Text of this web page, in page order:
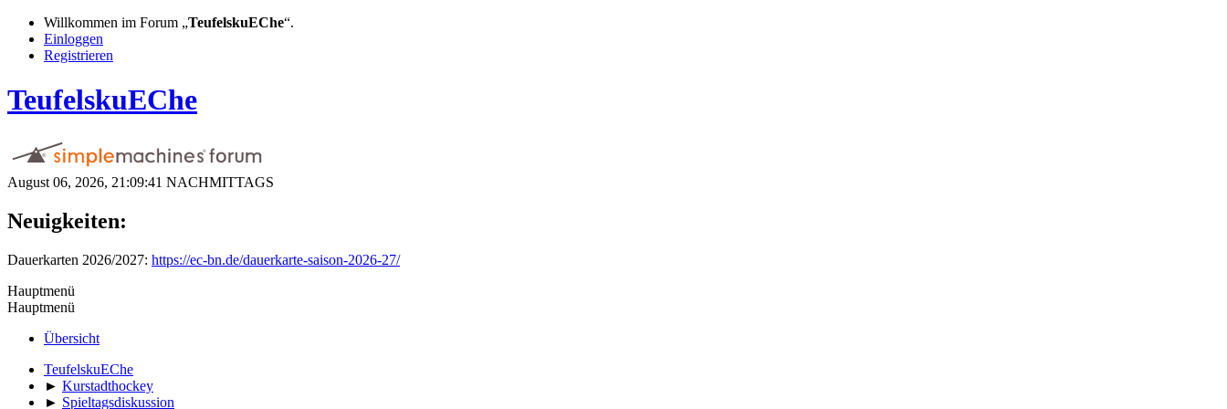
Willkommen im Forum „TeufelskuEChe“.
Einloggen
Registrieren
TeufelskuEChe
August 06, 2026, 21:09:41 NACHMITTAGS
Neuigkeiten:
Dauerkarten 2026/2027: https://ec-bn.de/dauerkarte-saison-2026-27/
Hauptmenü
Hauptmenü
Übersicht
TeufelskuEChe
► Kurstadthockey
► Spieltagsdiskussion